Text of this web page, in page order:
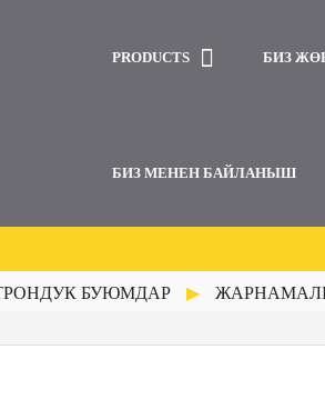
PRODUCTS БИЗ
БИЗ МЕНЕН БАЙЛАНЫШ
БУЮМДАР